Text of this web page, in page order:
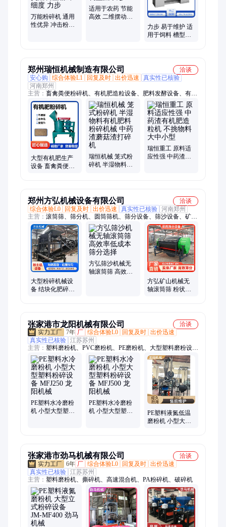
万能粉碎机 通用
性优异 冲击粉碎
适用于农药 节能
高效 二维摆动混
力步 易于维护 适
用于饲料 槽型混
郑州瑞恒机械制造有限公司
洽谈
安心购
综合体验L1 回复及时 出价迅速
真实性已核验
河南郑州
主营： 畜禽粪便粉碎机、有机肥造粒设备、肥料发酵设备、有机
肥生产线
大型有机肥生产
设备 畜禽粪便半
瑞恒机械 笼式粉
碎机 半湿物料有
瑞恒重工 原料适
应性强 中药渣有
郑州方弘机械设备有限公司
洽谈
综合体验L0
回复及时 出价迅速 真实性已核验 河南郑州
主营： 滚筒筛、筛分机、圆筒筛机、筛分设备、筛沙设备、矿石
过滤筛、轮胎筛沙机
大型粉碎机械设
备 结块化肥碎石
方弘筛沙机械无
轴滚筒筛 高效率
方弘矿山机械无
轴滚筒筛 粉状物
张家港市龙阳机械有限公司
洽谈
7年 厂 综合体验L0 回复及时 出价迅速
真实性已核验 江苏苏州
主营： 塑料磨粉机、PVC磨粉机、PE磨粉机、大型塑料磨粉设
备、ABS磨粉机、磨盘式磨粉机、刀盘式磨粉机、水冷磨粉机、
橡胶磨粉机
PE塑料水冷磨粉
机 小型大型塑料
PE塑料水冷磨粉
机 小型大型塑料
PE塑料液氮低温
磨粉机 小型大型
张家港市劲马机械有限公司
洽谈
6年 厂 综合体验L0 回复及时 出价迅速
真实性已核验 江苏苏州
主营： 塑料磨粉机、撕碎机、高速混合机、PA粉碎机、破碎机